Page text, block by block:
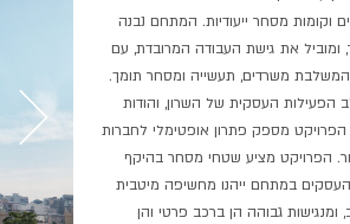
וקומות מסחר ייעודיות. המתחם נבנה
את גישת העבודה המרובדת, עם
המשלבת משרדים, תעשייה ומסחר תומך.
הפעילות העסקית של השרון, והודות
הפרויקט מספק פתרון אופטימלי לחברות
הפרויקט מציע שטחי מסחר בהיקף
העסקים במתחם ייהנו מחשיפה מיטבית
גבוהה הן ברכב פרטי והן